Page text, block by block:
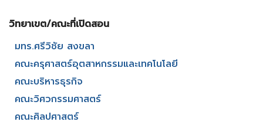
วิทยาเขต/คณะที่เปิดสอน​
มทร.ศรีวิชัย สงขลา​
คณะครุศาสตร์อุตสาหกรรมและเทคโนโลยี​
คณะบริหารธุรกิจ​
คณะวิศวกรรมศาสตร์​
คณะศิลปศาสตร์​